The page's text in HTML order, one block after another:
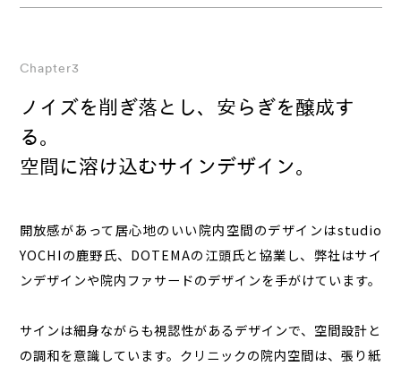
Chapter3
ノイズを削ぎ落とし、安らぎを醸成す
る。
空間に溶け込むサインデザイン。
開放感があって居心地のいい院内空間のデザインはstudio
YOCHIの鹿野氏、DOTEMAの江頭氏と協業し、弊社はサイ
ンデザインや院内ファサードのデザインを手がけています。
サインは細身ながらも視認性があるデザインで、空間設計と
の調和を意識しています。クリニックの院内空間は、張り紙